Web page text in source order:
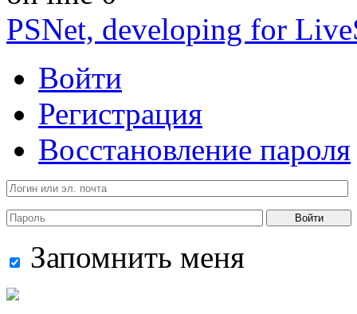
PSNet, developing for
Войти
Регистрация
Восстановление пароля
Войти
Запомнить меня